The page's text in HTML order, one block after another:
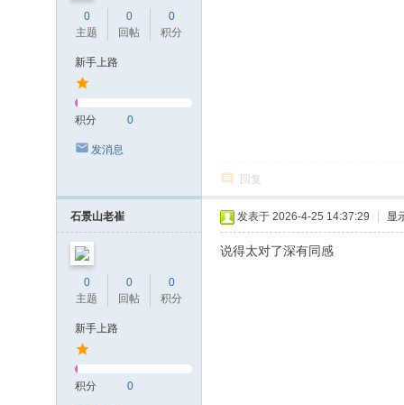
0
主题
0
回帖
0
积分
新手上路
积分 0
发消息
回复
石景山老崔
0
主题
0
回帖
0
积分
新手上路
积分 0
发表于 2026-4-25 14:37:29 显
说得太对了深有同感